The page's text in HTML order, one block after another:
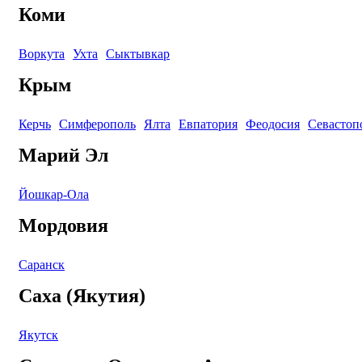
Коми
Воркута Ухта Сыктывкар
Крым
Керчь Симферополь Ялта Евпатория Феодосия
Марий Эл
Йошкар-Ола
Мордовия
Саранск
Саха (Якутия)
Якутск